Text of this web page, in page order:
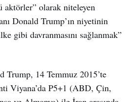
olarak niteleyen
Donald Trump’ın niyetinin
gibi davranmasını sağlanmak”
Trump, 14 Temmuz 2015’te
Viyana’da P5+1 (ABD, Çin,